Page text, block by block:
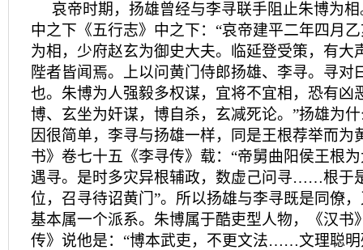
哀帝时期，扬雄曾经与李寻联手阻止朱博为
中之下《五行志》中之下：“哀帝建平二年四月
为相，少府赵玄为御史大夫。临延登受策，有大
陛者皆闻焉。上以问黄门侍郎扬雄、李寻。寻对
也。朱博为人强毅多权谋，宜将不宜相，恐有凶
博、玄坐为奸谋，博自杀，玄减死论。”扬雄为
因很简单，李寻与扬雄一样，同是王根荐举而为
书》卷七十五《李寻传》载：“帝舅曲阳侯王根
遇寻。是时多灾异根辅政，数虚己问寻……根于
位，召寻待诏黄门”。所以扬雄与李寻既是同僚
基本属一个派系。朱博属于酷吏型人物，《汉书
传》说他是：“博本武吏，不更文法……文理聪